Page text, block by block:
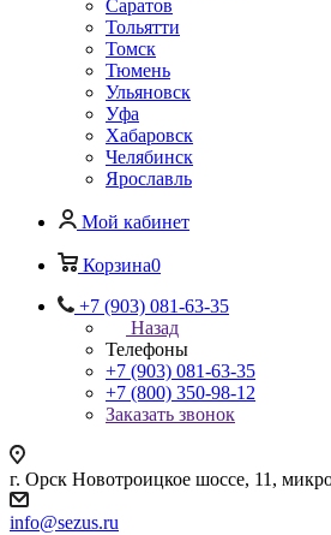
Саратов
Тольятти
Томск
Тюмень
Ульяновск
Уфа
Хабаровск
Челябинск
Ярославль
Мой кабинет
Корзина0
+7 (903) 081-63-35
Назад
Телефоны
+7 (903) 081-63-35
+7 (800) 350-98-12
Заказать звонок
г. Орск Новотроицкое шоссе, 11,
info@sezus.ru